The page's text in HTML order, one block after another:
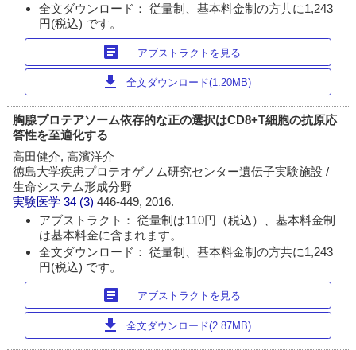
全文ダウンロード： 従量制、基本料金制の方共に1,243
円(税込) です。
article アブストラクトを見る
download 全文ダウンロード(1.20MB)
胸腺プロテアソーム依存的な正の選択はCD8+T細胞の抗原応
答性を至適化する
高田健介, 高濱洋介
徳島大学疾患プロテオゲノム研究センター遺伝子実験施設 /
生命システム形成分野
実験医学 34 (3)446-449, 2016.
アブストラクト： 従量制は110円（税込）、基本料金制
は基本料金に含まれます。
全文ダウンロード： 従量制、基本料金制の方共に1,243
円(税込) です。
article アブストラクトを見る
download 全文ダウンロード(2.87MB)